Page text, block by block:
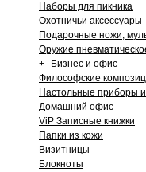
Наборы для пикника
Охотничьи аксессуары
Подарочные ножи,
Оружие
+- Бизнес и офис
Философские
Настольные приборы
Домашний офис
ViP Записные книжки
Папки из кожи
Визитницы
Блокноты